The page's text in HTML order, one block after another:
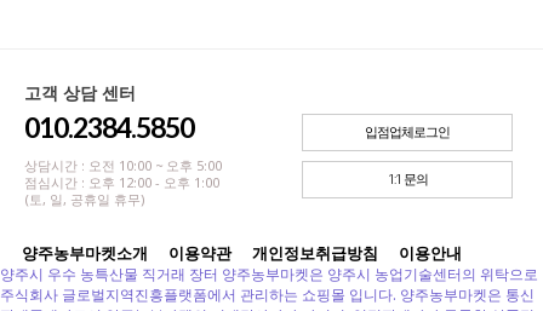
고객 상담 센터
010.2384.5850
상담시간 : 오전 10:00 ~ 오후 5:00
점심시간 : 오후 12:00 - 오후 1:00
(토, 일, 공휴일 휴무)
입점업체로그인
1:1 문의
양주농부마켓소개 이용약관 개인정보취급방침 이용안내
양주시 우수 농특산물 직거래 장터 양주농부마켓은 양주시 농업기술센터의 위탁으로
주식회사 글로벌지역진흥플랫폼에서 관리하는 쇼핑몰 입니다. 양주농부마켓은 통신